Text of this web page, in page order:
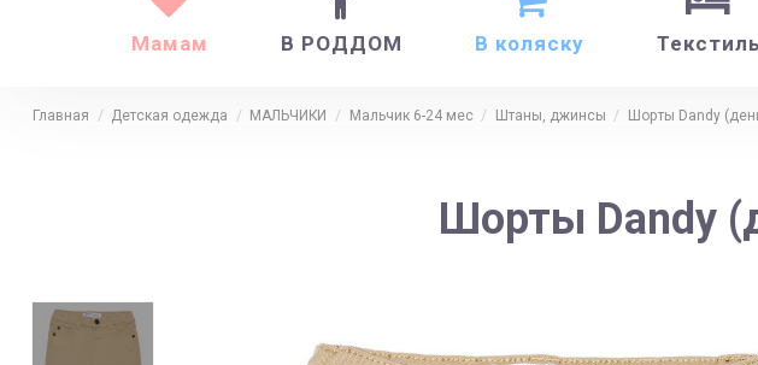
Мамам В РОДДОМ В коляску Текстиль
Главная Детская одежда МАЛЬЧИКИ Мальчик 6-24 мес Штаны, джинсы Шорты Dandy
Шорты Dandy